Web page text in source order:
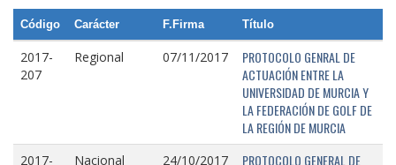
Código Carácter F.Firma Título
2017-
207
Regional 07/11/2017
PROTOCOLO GENRAL DE
ACTUACIÓN ENTRE LA
UNIVERSIDAD DE MURCIA Y
LA FEDERACIÓN DE GOLF DE
LA REGIÓN DE MURCIA
2017-
Nacional 24/10/2017
PROTOCOLO GENERAL DE